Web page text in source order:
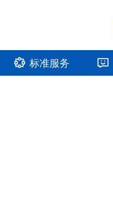
标准服务